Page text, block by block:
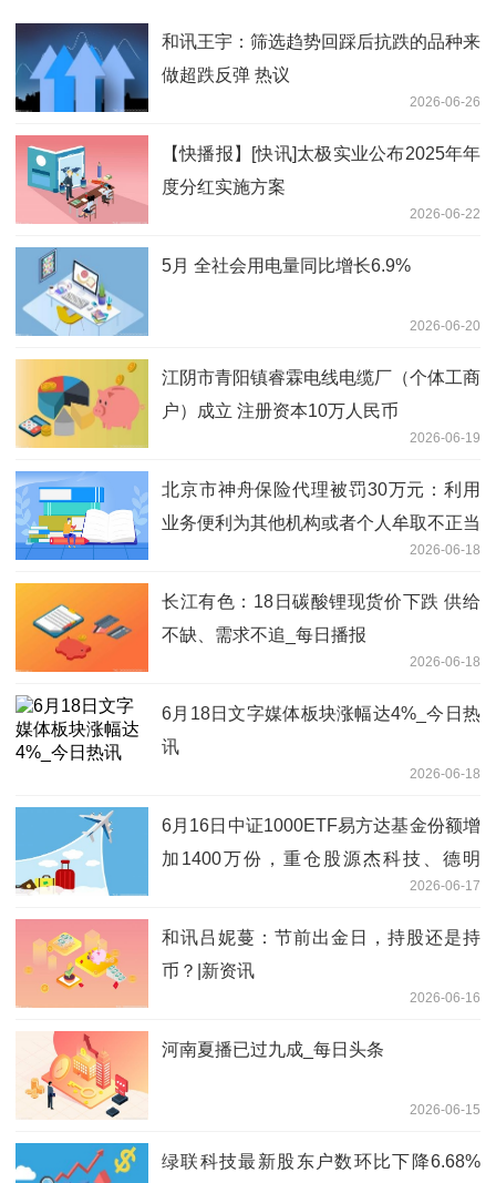
和讯王宇：筛选趋势回踩后抗跌的品种来
做超跌反弹 热议
2026-06-26
【快播报】[快讯]太极实业公布2025年年
度分红实施方案
2026-06-22
5月 全社会用电量同比增长6.9%
2026-06-20
江阴市青阳镇睿霖电线电缆厂（个体工商
户）成立 注册资本10万人民币
2026-06-19
北京市神舟保险代理被罚30万元：利用
业务便利为其他机构或者个人牟取不正当
2026-06-18
长江有色：18日碳酸锂现货价下跌 供给
不缺、需求不追_每日播报
2026-06-18
6月18日文字媒体板块涨幅达4%_今日热
讯
2026-06-18
6月16日中证1000ETF易方达基金份额增
加1400万份，重仓股源杰科技、德明
2026-06-17
和讯吕妮蔓：节前出金日，持股还是持
币？|新资讯
2026-06-16
河南夏播已过九成_每日头条
2026-06-15
绿联科技最新股东户数环比下降6.68%